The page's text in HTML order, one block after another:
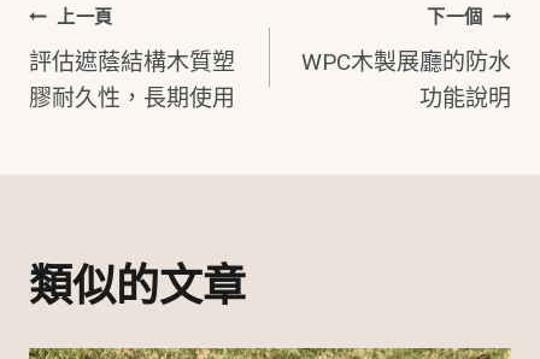
文
章
上一頁
評估遮蔭結構木質塑
膠耐久性，長期使用
下一個
WPC木製展廳的防水
功能說明
類似的文章